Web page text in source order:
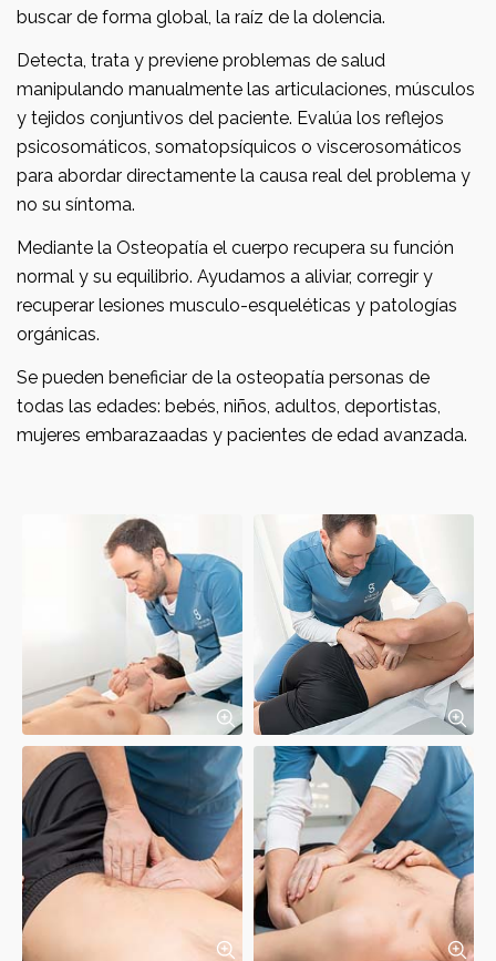
buscar de forma global, la raíz de la dolencia.
Detecta, trata y previene problemas de salud
manipulando manualmente las articulaciones, músculos
y tejidos conjuntivos del paciente. Evalúa los reflejos
psicosomáticos, somatopsíquicos o viscerosomáticos
para abordar directamente la causa real del problema y
no su síntoma.
Mediante la Osteopatía el cuerpo recupera su función
normal y su equilibrio. Ayudamos a aliviar, corregir y
recuperar lesiones musculo-esqueléticas y patologías
orgánicas.
Se pueden beneficiar de la osteopatía personas de
todas las edades: bebés, niños, adultos, deportistas,
mujeres embarazaadas y pacientes de edad avanzada.